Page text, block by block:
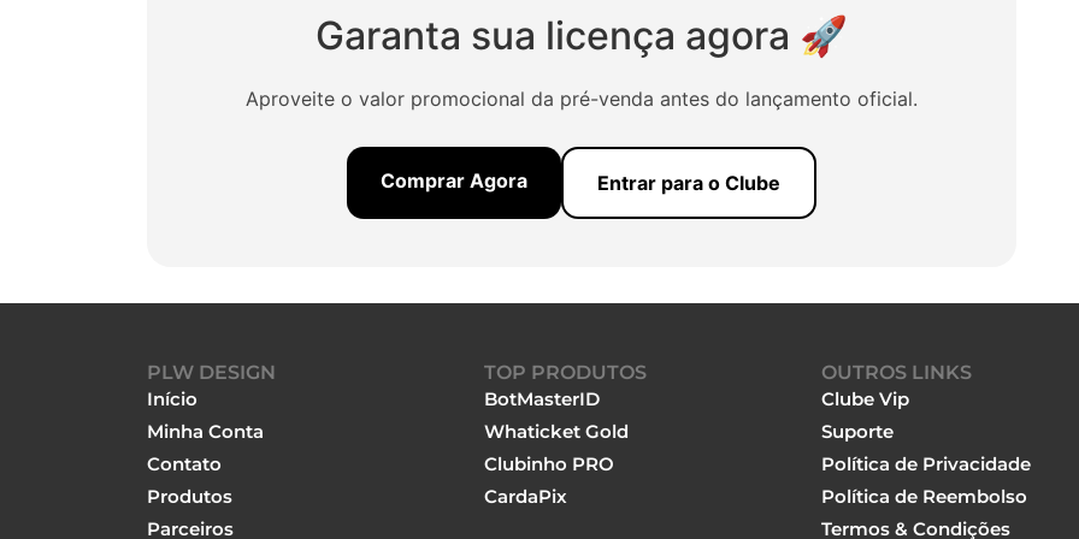
Garanta sua licença agora 🚀
Aproveite o valor promocional da pré-venda antes do lançamento oficial.
Comprar Agora Entrar para o Clube
PLW DESIGN
Início
Minha Conta
Contato
Produtos
Parceiros
TOP PRODUTOS
BotMasterID
Whaticket Gold
Clubinho PRO
CardaPix
OUTROS LINKS
Clube Vip
Suporte
Política de Privacidade
Política de Reembolso
Termos & Condições